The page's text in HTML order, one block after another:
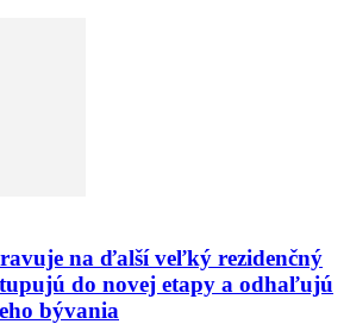
na ďalší veľký rezidenčný
do novej etapy a odhaľujú
bývania